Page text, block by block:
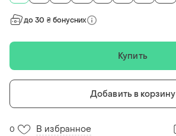
до 30 ₴ бонусних
Купить
Добавить в корзину
0 В избранное